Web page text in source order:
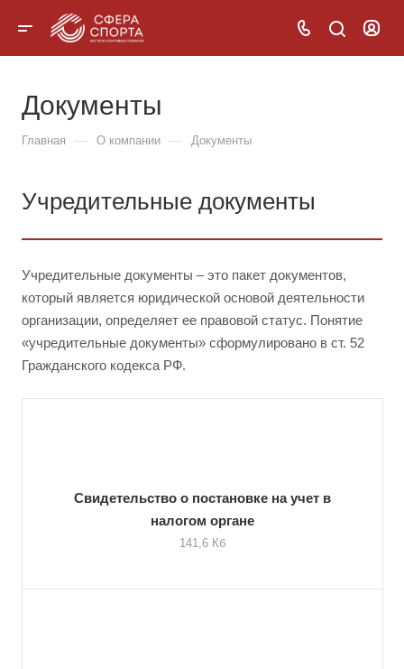
Документы
Главная — О компании — Документы
Учредительные документы
Учредительные документы – это пакет документов,
который является юридической основой деятельности
организации, определяет ее правовой статус. Понятие
«учредительные документы» сформулировано в ст. 52
Гражданского кодекса РФ.
Свидетельство о постановке на учет в
налогом органе
141,6 Кб